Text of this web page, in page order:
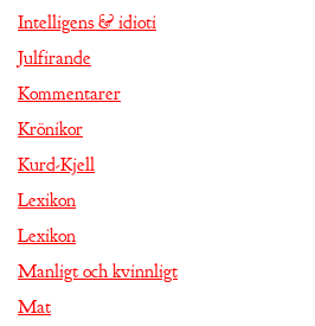
Intelligens & idioti
Julfirande
Kommentarer
Krönikor
Kurd-Kjell
Lexikon
Lexikon
Manligt och kvinnligt
Mat